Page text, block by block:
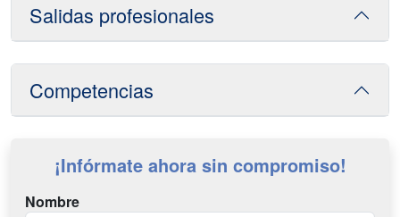
Salidas profesionales
Competencias
¡Infórmate ahora sin compromiso!
Nombre